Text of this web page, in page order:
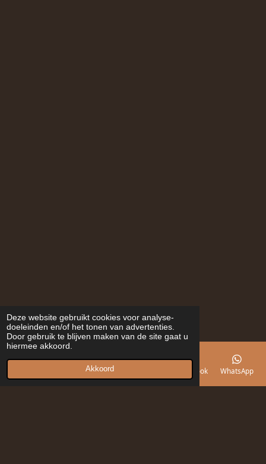
Deze website gebruikt cookies voor analyse-
doeleinden en/of het tonen van advertenties.
Door gebruik te blijven maken van de site gaat u
hiermee akkoord.
Akkoord
Telefoonnummer Facebook WhatsApp